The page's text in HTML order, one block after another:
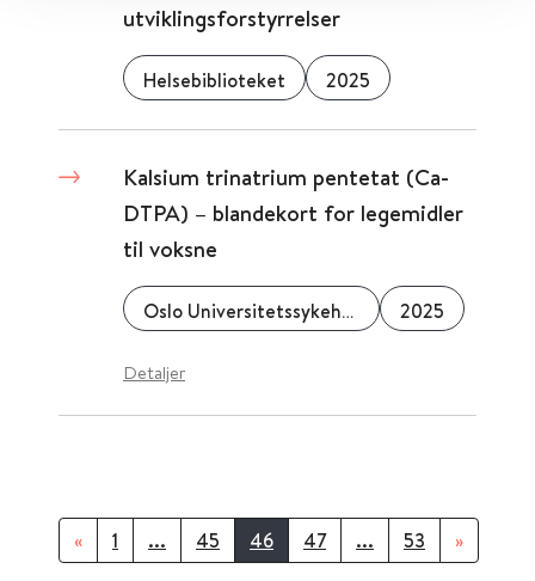
utviklingsforstyrrelser
Helsebiblioteket 2025
Kalsium trinatrium pentetat (Ca-
DTPA) – blandekort for legemidler
til voksne
Oslo Universitetssykehus 2025
Detaljer
« 1 ... 45 46 47 ... 53 »